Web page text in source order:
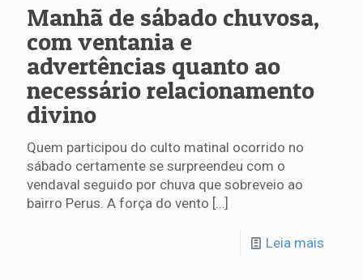
Manhã de sábado chuvosa,
com ventania e
advertências quanto ao
necessário relacionamento
divino
Quem participou do culto matinal ocorrido no
sábado certamente se surpreendeu com o
vendaval seguido por chuva que sobreveio ao
bairro Perus. A força do vento […]
Leia mais